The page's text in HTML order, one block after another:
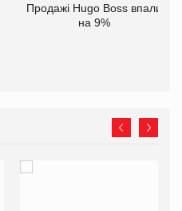
Продажі Hugo Boss впали
на 9%